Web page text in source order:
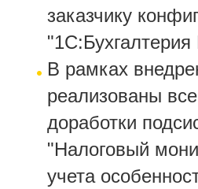
заказчику
В рамках
реализованы
доработки
"Налоговый
учета